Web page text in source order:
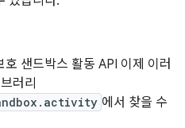
샌드박스 활동 API 이제 이러
러리
에서 찾을 수